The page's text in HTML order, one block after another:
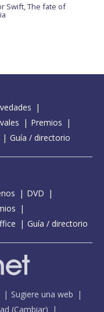
Swift, The fate of
Premios
Guía / directorio
DVD
Guía / directorio
Sugiere una web
(Cambiar)